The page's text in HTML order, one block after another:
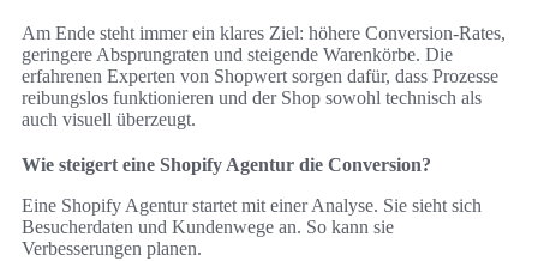
Am Ende steht immer ein klares Ziel: höhere Conversion-Rates,
geringere Absprungraten und steigende Warenkörbe. Die
erfahrenen Experten von Shopwert sorgen dafür, dass Prozesse
reibungslos funktionieren und der Shop sowohl technisch als
auch visuell überzeugt.
Wie steigert eine Shopify Agentur die Conversion?
Eine Shopify Agentur startet mit einer Analyse. Sie sieht sich
Besucherdaten und Kundenwege an. So kann sie
Verbesserungen planen.